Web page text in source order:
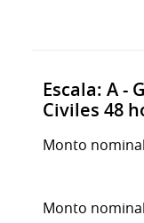
Escala: A -
Civiles 48
Monto
Monto